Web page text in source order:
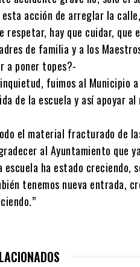
acción de arreglar la
respetar, hay que cuidar,
de familia y a los
a poner topes?-
fuimos al Municipio
de la escuela y así apoyar
el material fracturado de
al Ayuntamiento que
escuela ha estado
tenemos nueva entrada,